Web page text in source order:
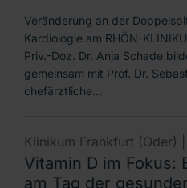
Veränderung an der
Kardiologie am RHÖN-
Priv.-Doz. Dr. Anja Schade
gemeinsam mit Prof. Dr.
chefärztliche…
Klinikum Frankfurt (Oder) |
Vitamin D im Fokus:
am Tag der